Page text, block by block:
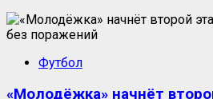
Футбол
«Молодёжка» начнёт